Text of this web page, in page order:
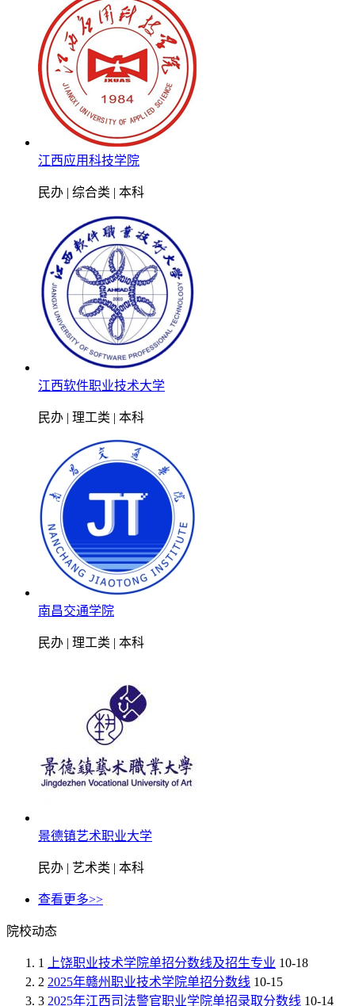
江西应用科技学院
民办 | 综合类 | 本科
江西软件职业技术大学
民办 | 理工类 | 本科
南昌交通学院
民办 | 理工类 | 本科
景德镇艺术职业大学
民办 | 艺术类 | 本科
查看更多>>
院校动态
1 上饶职业技术学院单招分数线及招生专业 10-18
2 2025年赣州职业技术学院单招分数线 10-15
3 2025年江西司法警官职业学院单招录取分数线 10-14